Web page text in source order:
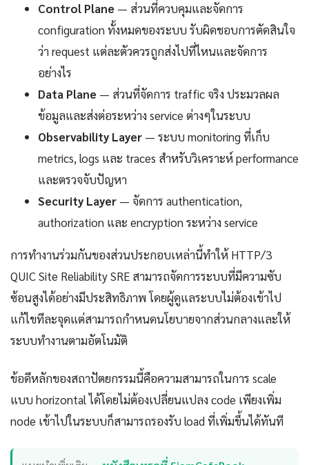
Control Plane — ส่วนที่ควบคุมและจัดการ
configuration ทั้งหมดของระบบ รับผิดชอบการตัดสินใจ
ว่า request แต่ละตัวควรถูกส่งไปที่ไหนและจัดการ
อย่างไร
Data Plane — ส่วนที่จัดการ traffic จริง ประมวลผล
ข้อมูลและส่งต่อระหว่าง service ต่างๆในระบบ
Observability Layer — ระบบ monitoring ที่เก็บ
metrics, logs และ traces สำหรับวิเคราะห์ performance
และตรวจจับปัญหา
Security Layer — จัดการ authentication,
authorization และ encryption ระหว่าง service
การทำงานร่วมกันของส่วนประกอบเหล่านี้ทำให้ HTTP/3
QUIC Site Reliability SRE สามารถจัดการระบบที่มีความซับ
ซ้อนสูงได้อย่างมีประสิทธิภาพ โดยผู้ดูแลระบบไม่ต้องเข้าไป
แก้ไขทีละจุดแต่สามารถกำหนดนโยบายจากส่วนกลางและให้
ระบบทำงานตามอัตโนมัติ
ข้อดีหลักของสถาปัตยกรรมนี้คือความสามารถในการ scale
แบบ horizontal ได้โดยไม่ต้องเปลี่ยนแปลง code เพียงเพิ่ม
node เข้าไปในระบบก็สามารถรองรับ load ที่เพิ่มขึ้นได้ทันที